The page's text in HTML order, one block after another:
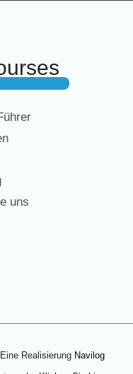
uns
Realisierung Navilog